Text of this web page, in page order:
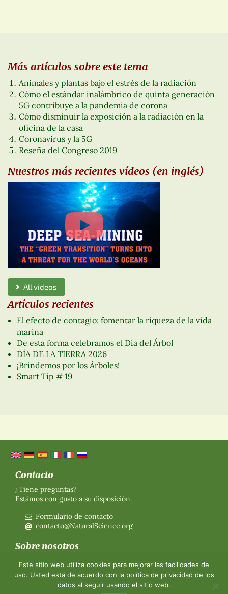
Más artículos sobre este tema
Animales y plantas bajo el estrés de la radiación
Cómo el estándar inalámbrico de quinta generación
5G contribuye a la pandemia de corona
Cómo disminuir la exposición a la radiación en la
oficina de la casa
Coronavirus y la 5G
Reseña del Congreso 2019
Nuestros más recientes vídeos (en inglés)
All videos
Artículos recientes
El efecto de contagio: fomentar la riqueza de la vida
marina
De esta forma celebramos el Día del Árbol
DÍA DE LA TIERRA 2026
¡Brindemos por los Árboles!
Smart Tip # 19
Contacto
¿Tiene preguntas?
Estámos con gusto a su disposición.
Formulario de contacto
contacto@NaturalScience.org
Sobre nosotros
Organización
Afiliación
Sobre nosotros
Este sitio web utiliza cookies para mejorar las facilidades de
uso. Usted está de acuerdo con la política de privacidad de los
datos al seguir usando el sitio web.